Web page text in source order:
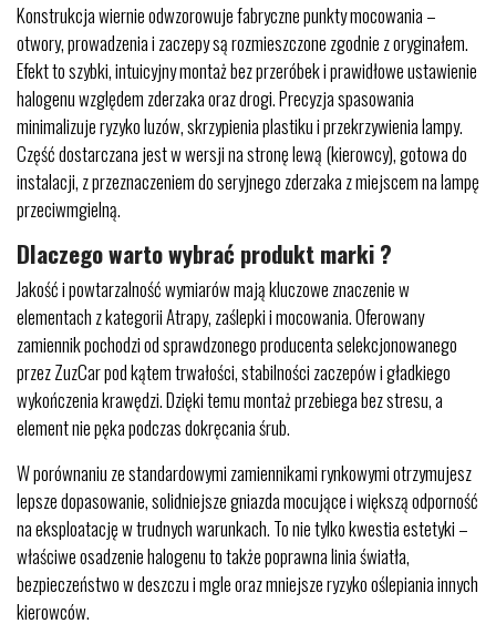
Konstrukcja wiernie odwzorowuje fabryczne punkty mocowania –
otwory, prowadzenia i zaczepy są rozmieszczone zgodnie z oryginałem.
Efekt to szybki, intuicyjny montaż bez przeróbek i prawidłowe ustawienie
halogenu względem zderzaka oraz drogi. Precyzja spasowania
minimalizuje ryzyko luzów, skrzypienia plastiku i przekrzywienia lampy.
Część dostarczana jest w wersji na stronę lewą (kierowcy), gotowa do
instalacji, z przeznaczeniem do seryjnego zderzaka z miejscem na lampę
przeciwmgielną.
Dlaczego warto wybrać produkt marki ?
Jakość i powtarzalność wymiarów mają kluczowe znaczenie w
elementach z kategorii Atrapy, zaślepki i mocowania. Oferowany
zamiennik pochodzi od sprawdzonego producenta selekcjonowanego
przez ZuzCar pod kątem trwałości, stabilności zaczepów i gładkiego
wykończenia krawędzi. Dzięki temu montaż przebiega bez stresu, a
element nie pęka podczas dokręcania śrub.
W porównaniu ze standardowymi zamiennikami rynkowymi otrzymujesz
lepsze dopasowanie, solidniejsze gniazda mocujące i większą odporność
na eksploatację w trudnych warunkach. To nie tylko kwestia estetyki –
właściwe osadzenie halogenu to także poprawna linia światła,
bezpieczeństwo w deszczu i mgle oraz mniejsze ryzyko oślepiania innych
kierowców.